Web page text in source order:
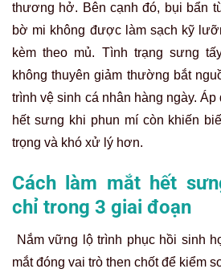
thương hở. Bên cạnh đó, bụi bẩn
bờ mi không được làm sạch kỹ
kèm theo mủ. Tình trạng sưng
không thuyên giảm thường bắt
trình vệ sinh cá nhân hàng ngày.
hết sưng khi phun mí còn khiến
trọng và khó xử lý hơn.
Cách làm mắt hết
chỉ trong 3 giai đoạn
Nắm vững lộ trình phục hồi sinh
mắt đóng vai trò then chốt để kiểm